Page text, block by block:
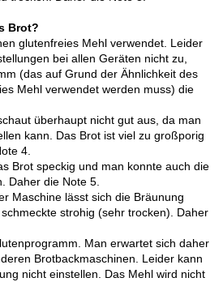
Brot?
glutenfreies Mehl verwendet. Leider
bei allen Geräten nicht zu,
(das auf Grund der Ähnlichkeit des
Mehl verwendet werden muss) die
überhaupt nicht gut aus, da man
kann. Das Brot ist viel zu großporig
4.
Brot speckig und man konnte auch die
Daher die Note 5.
Maschine lässt sich die Bräunung
strohig (sehr trocken). Daher
Man erwartet sich daher
Brotbackmaschinen. Leider kann
nicht einstellen. Das Mehl wird nicht